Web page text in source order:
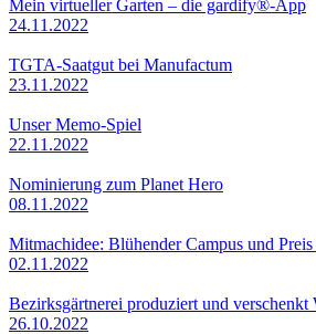
Mein virtueller Garten – die gardify®-App
24.11.2022
TGTA-Saatgut bei Manufactum
23.11.2022
Unser Memo-Spiel
22.11.2022
Nominierung zum Planet Hero
08.11.2022
Mitmachidee: Blühender Campus und
02.11.2022
Bezirksgärtnerei produziert und verschenkt
26.10.2022